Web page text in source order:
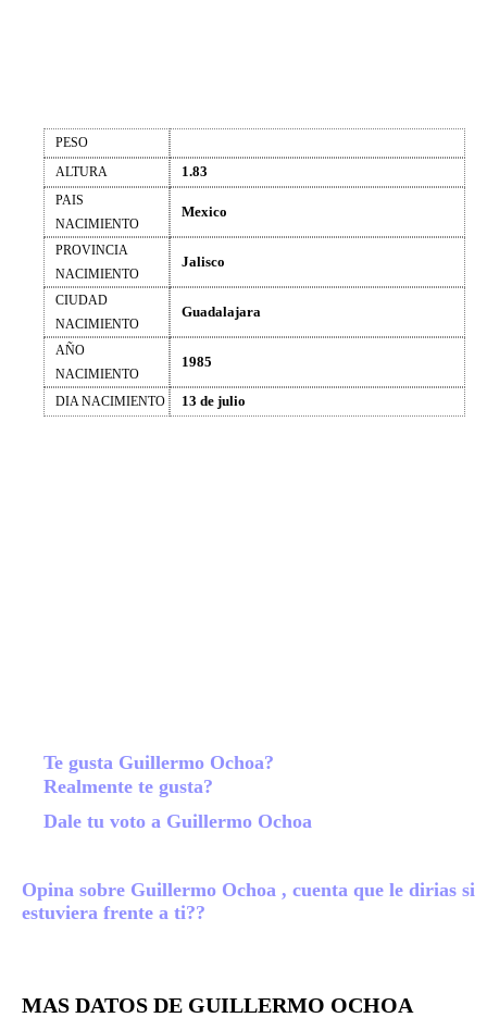
PESO
ALTURA
1.83
PAIS
NACIMIENTO
Mexico
PROVINCIA
NACIMIENTO
Jalisco
CIUDAD
NACIMIENTO
Guadalajara
AÑO
NACIMIENTO
1985
DIA NACIMIENTO 13 de julio
Te gusta Guillermo Ochoa?
Realmente te gusta?
Dale tu voto a Guillermo Ochoa
Opina sobre Guillermo Ochoa , cuenta que le dirias si
estuviera frente a ti??
MAS DATOS DE GUILLERMO OCHOA